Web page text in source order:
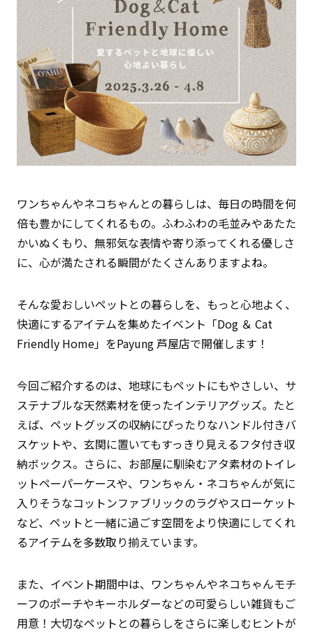
ワンちゃんやネコちゃんとの暮らしは、毎日の時間を何
倍も豊かにしてくれるもの。ふわふわの毛並みやあたた
かいぬくもり、無邪気な表情や寄り添ってくれる優しさ
に、心が満たされる瞬間がたくさんありますよね。
そんな愛おしいペットとの暮らしを、もっと心地よく、
快適にするアイテムを集めたイベント「Dog ＆ Cat
Friendly Home」をPayung 芦屋店で開催します！
今回ご紹介するのは、地球にもペットにもやさしい、サ
ステナブルな天然素材を使ったインテリアグッズ。たと
えば、ペットグッズの収納にぴったりなハンドル付きバ
スケットや、玄関に置いてもすっきり見えるフタ付き収
納ボックス。さらに、お部屋に馴染むアタ素材のトイレ
ットペーパーケースや、ワンちゃん・ネコちゃんが気に
入りそうなコットンファブリックのラグやスローケット
など、ペットと一緒に過ごす空間をより快適にしてくれ
るアイテムを多数取り揃えています。
また、イベント期間中は、ワンちゃんやネコちゃんモチ
ーフのポーチやキーホルダーなどの可愛らしい雑貨もご
用意！大切なペットとの暮らしをさらに楽しむヒントが